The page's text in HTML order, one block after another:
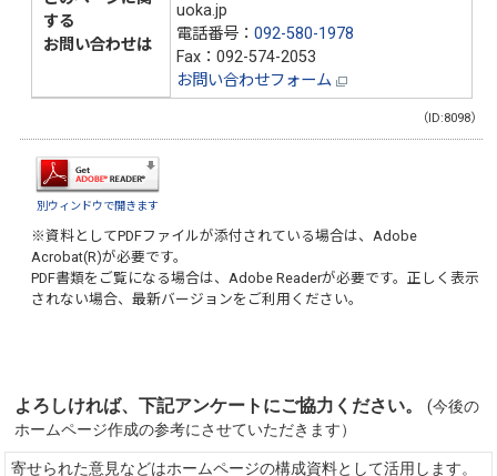
する
お問い合わせは
uoka.jp
電話番号： 092-580-1978
Fax：092-574-2053
お問い合わせフォーム
（ID:8098）
別ウィンドウで開きます
※資料としてPDFファイルが添付されている場合は、Adobe
Acrobat(R)が必要です。
PDF書類をご覧になる場合は、Adobe Readerが必要です。正しく表示
されない場合、最新バージョンをご利用ください。